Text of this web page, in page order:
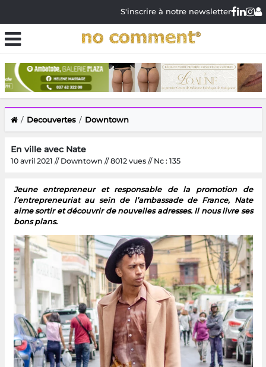
S'inscrire à notre newsletter
Decouvertes Downtown
En ville avec Nate
10 avril 2021 // Downtown // 8012 vues // Nc : 135
Jeune entrepreneur et responsable de la promotion de
l’entrepreneuriat au sein de l’ambassade de France, Nate
aime sortir et découvrir de nouvelles adresses. Il nous livre ses
bons plans.